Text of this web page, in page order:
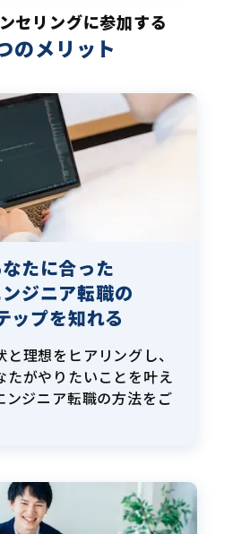
セリングに参加する
のメリット
たに合った
ジニア転職の
ップを知れる
と理想をヒアリングし、
たがやりたいことを叶え
ンジニア転職の方法をご